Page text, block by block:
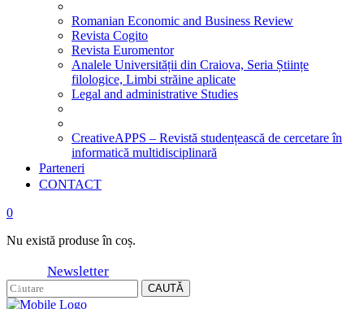
Romanian Economic and Business Review
Revista Cogito
Revista Euromentor
Analele Universității din Craiova, Seria Științe
filologice, Limbi străine aplicate
Legal and administrative Studies
CreativeAPPS – Revistă studențească de cercetare în
informatică multidisciplinară
Parteneri
CONTACT
0
Nu există produse în coș.
Newsletter
CAUTĂ